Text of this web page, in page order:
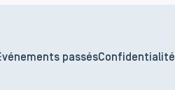
passésConfidentialité